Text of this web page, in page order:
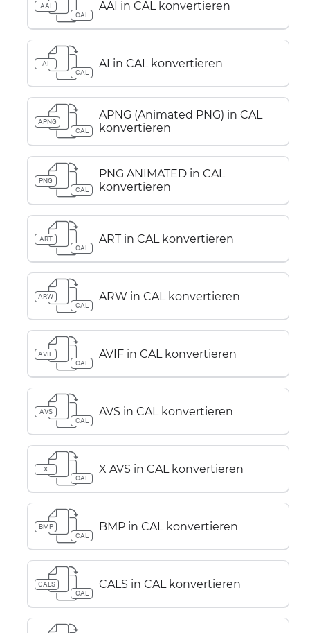
AAI
CAL
AAI in CAL konvertieren
AI
CAL
AI in CAL konvertieren
APNG
CAL
APNG (Animated PNG) in CAL
konvertieren
PNG
CAL
PNG ANIMATED in CAL
konvertieren
ART
CAL
ART in CAL konvertieren
ARW
CAL
ARW in CAL konvertieren
AVIF
CAL
AVIF in CAL konvertieren
AVS
CAL
AVS in CAL konvertieren
X
CAL
X AVS in CAL konvertieren
BMP
CAL
BMP in CAL konvertieren
CALS
CAL
CALS in CAL konvertieren